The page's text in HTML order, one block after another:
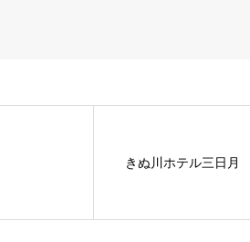
きぬ川ホテル三日月